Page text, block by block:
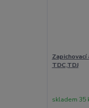
TDC,TDJ
skladem 35